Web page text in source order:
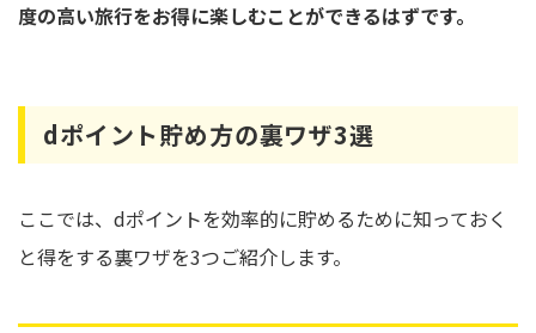
度の高い旅行をお得に楽しむことができるはずです。
dポイント貯め方の裏ワザ3選
ここでは、dポイントを効率的に貯めるために知っておく
と得をする裏ワザを3つご紹介します。